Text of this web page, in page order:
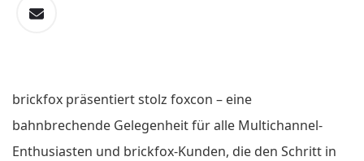
brickfox präsentiert stolz foxcon – eine
bahnbrechende Gelegenheit für alle Multichannel-
Enthusiasten und brickfox-Kunden, die den Schritt in